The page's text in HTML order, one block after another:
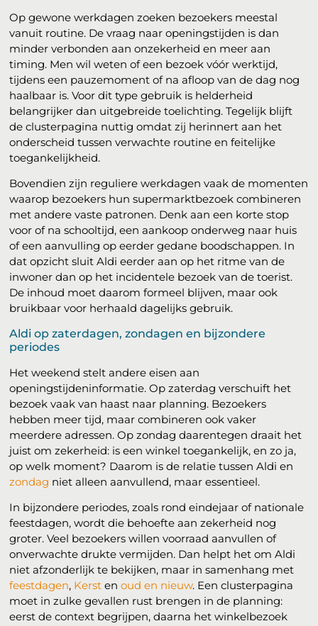
Op gewone werkdagen zoeken bezoekers meestal
vanuit routine. De vraag naar openingstijden is dan
minder verbonden aan onzekerheid en meer aan
timing. Men wil weten of een bezoek vóór werktijd,
tijdens een pauzemoment of na afloop van de dag nog
haalbaar is. Voor dit type gebruik is helderheid
belangrijker dan uitgebreide toelichting. Tegelijk blijft
de clusterpagina nuttig omdat zij herinnert aan het
onderscheid tussen verwachte routine en feitelijke
toegankelijkheid.
Bovendien zijn reguliere werkdagen vaak de momenten
waarop bezoekers hun supermarktbezoek combineren
met andere vaste patronen. Denk aan een korte stop
voor of na schooltijd, een aankoop onderweg naar huis
of een aanvulling op eerder gedane boodschappen. In
dat opzicht sluit Aldi eerder aan op het ritme van de
inwoner dan op het incidentele bezoek van de toerist.
De inhoud moet daarom formeel blijven, maar ook
bruikbaar voor herhaald dagelijks gebruik.
Aldi op zaterdagen, zondagen en bijzondere
periodes
Het weekend stelt andere eisen aan
openingstijdeninformatie. Op zaterdag verschuift het
bezoek vaak van haast naar planning. Bezoekers
hebben meer tijd, maar combineren ook vaker
meerdere adressen. Op zondag daarentegen draait het
juist om zekerheid: is een winkel toegankelijk, en zo ja,
op welk moment? Daarom is de relatie tussen Aldi en
zondag niet alleen aanvullend, maar essentieel.
In bijzondere periodes, zoals rond eindejaar of nationale
feestdagen, wordt die behoefte aan zekerheid nog
groter. Veel bezoekers willen voorraad aanvullen of
onverwachte drukte vermijden. Dan helpt het om Aldi
niet afzonderlijk te bekijken, maar in samenhang met
feestdagen, Kerst enoud en nieuw. Een clusterpagina
moet in zulke gevallen rust brengen in de planning:
eerst de context begrijpen, daarna het winkelbezoek